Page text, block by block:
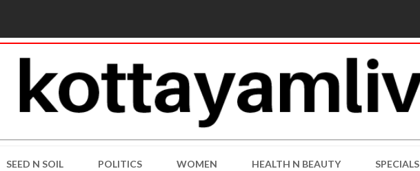
SEED N SOIL POLITICS WOMEN HEALTH N BEAUTY SPECIALS